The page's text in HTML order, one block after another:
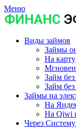
Меню
Виды займов
Займы
На карту
Займ
Займ без
Займы на
На
На Qiwi
Через